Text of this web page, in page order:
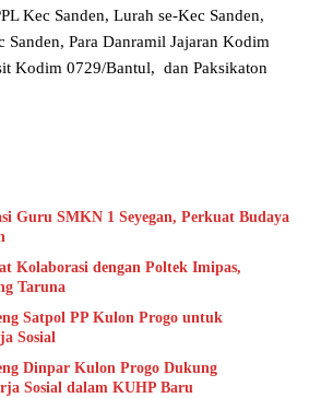
Kec Sanden, Lurah se-Kec Sanden,
Sanden, Para Danramil Jajaran Kodim
Kodim 0729/Bantul, dan Paksikaton
Guru SMKN 1 Seyegan, Perkuat Budaya
Kolaborasi dengan Poltek Imipas,
Taruna
Satpol PP Kulon Progo untuk
Sosial
Dinpar Kulon Progo Dukung
Sosial dalam KUHP Baru